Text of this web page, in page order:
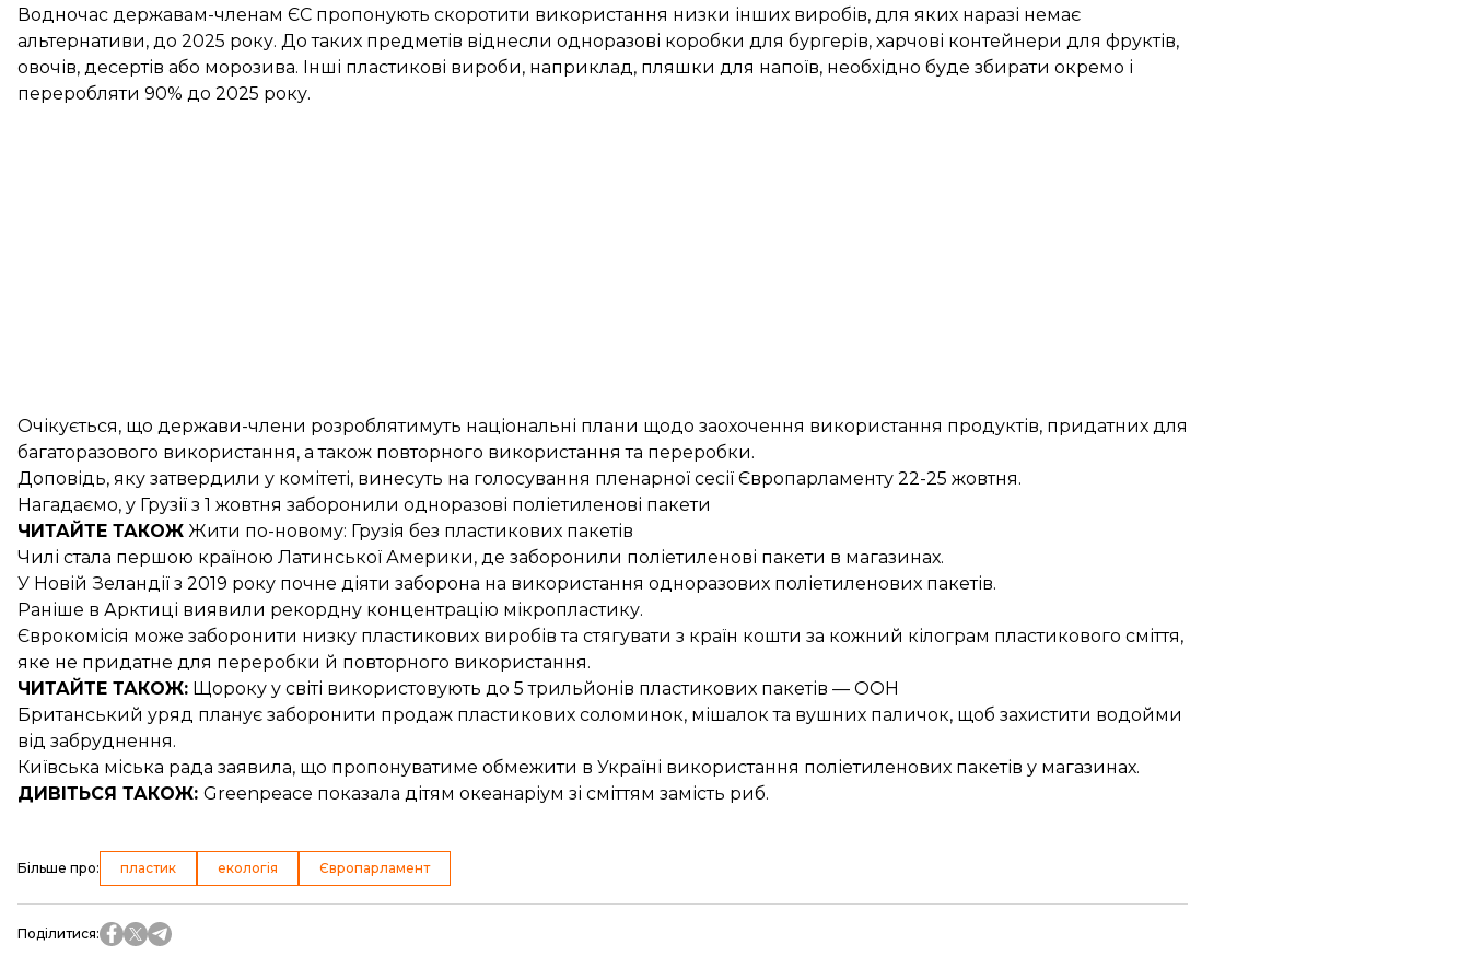
Водночас державам-членам ЄС пропонують скоротити використання низки інших виробів, для яких наразі немає
альтернативи, до 2025 року. До таких предметів віднесли одноразові коробки для бургерів, харчові контейнери для фруктів,
овочів, десертів або морозива. Інші пластикові вироби, наприклад, пляшки для напоїв, необхідно буде збирати окремо і
переробляти 90% до 2025 року.
Очікується, що держави-члени розроблятимуть національні плани щодо заохочення використання продуктів, придатних для
багаторазового використання, а також повторного використання та переробки.
Доповідь, яку затвердили у комітеті, винесуть на голосування пленарної сесії Європарламенту 22-25 жовтня.
Нагадаємо, у Грузії з 1 жовтня заборонили одноразові поліетиленові пакети
ЧИТАЙТЕ ТАКОЖ Жити по-новому: Грузія без пластикових пакетів
Чилі стала першою країною Латинської Америки, де заборонили поліетиленові пакети в магазинах.
У Новій Зеландії з 2019 року почне діяти заборона на використання одноразових поліетиленових пакетів.
Раніше в Арктиці виявили рекордну концентрацію мікропластику.
Єврокомісія може заборонити низку пластикових виробів та стягувати з країн кошти за кожний кілограм пластикового сміття,
яке не придатне для переробки й повторного використання.
ЧИТАЙТЕ ТАКОЖ: Щороку у світі використовують до 5 трильйонів пластикових пакетів — ООН
Британський уряд планує заборонити продаж пластикових соломинок, мішалок та вушних паличок, щоб захистити водойми
від забруднення.
Київська міська рада заявила, що пропонуватиме обмежити в Україні використання поліетиленових пакетів у магазинах.
ДИВІТЬСЯ ТАКОЖ: Greenpeace показала дітям океанаріум зі сміттям замість риб.
Більше про: пластик екологія Європарламент
Поділитися: